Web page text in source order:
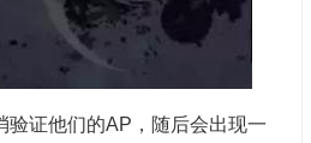
验证他们的AP，随后会出现一